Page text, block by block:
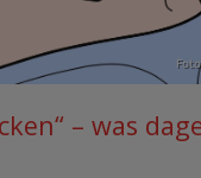
– was